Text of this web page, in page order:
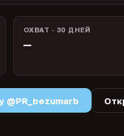
ОХВАТ · 30 ДНЕЙ
—